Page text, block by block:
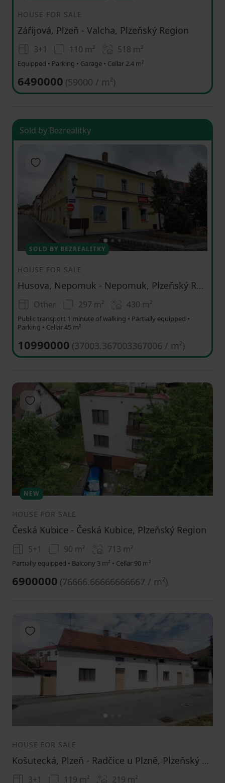
HOUSE FOR SALE
Zářijová, Plzeň - Valcha, Plzeňský Region
3+1 110 m² 518 m²
Equipped • Parking • Garage • Cellar 2.4 m²
6490000 (59000 / m²)
Sold by Bezrealitky
12 3
Add to favorites
SOLD BY BEZREALITKY
HOUSE FOR SALE
Husova, Nepomuk - Nepomuk, Plzeňský Region
Other 297 m² 430 m²
Public transport 1 minute of walking • Partially equipped •
Parking • Cellar 45 m²
10990000 (37003.367003367006 / m²)
1 3
Add to favorites
NEW
HOUSE FOR SALE
Česká Kubice - Česká Kubice, Plzeňský Region
5+1 90 m² 713 m²
Partially equipped • Balcony 3 m² • Cellar 90 m²
6900000 (76666.66666666667 / m²)
1
Add to favorites
HOUSE FOR SALE
Košutecká, Plzeň - Radčice u Plzně, Plzeňský Region
3+1 119 m² 219 m²